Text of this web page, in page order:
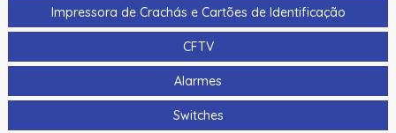
Impressora de Crachás e Cartões de Identificação
CFTV
Alarmes
Switches